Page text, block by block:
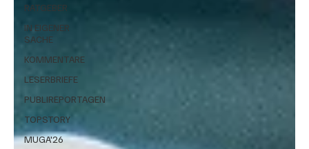
RATGEBER
IN EIGENER
SACHE
KOMMENTARE
LESERBRIEFE
PUBLIREPORTAGEN
TOPSTORY
MUGA'26